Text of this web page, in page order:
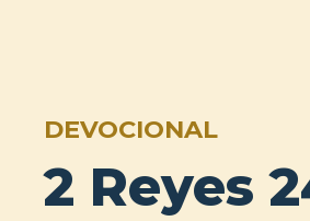
DEVOCIONAL
2 Reyes